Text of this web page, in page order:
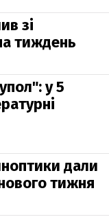
зі
тиждень
у 5
дали
тижня